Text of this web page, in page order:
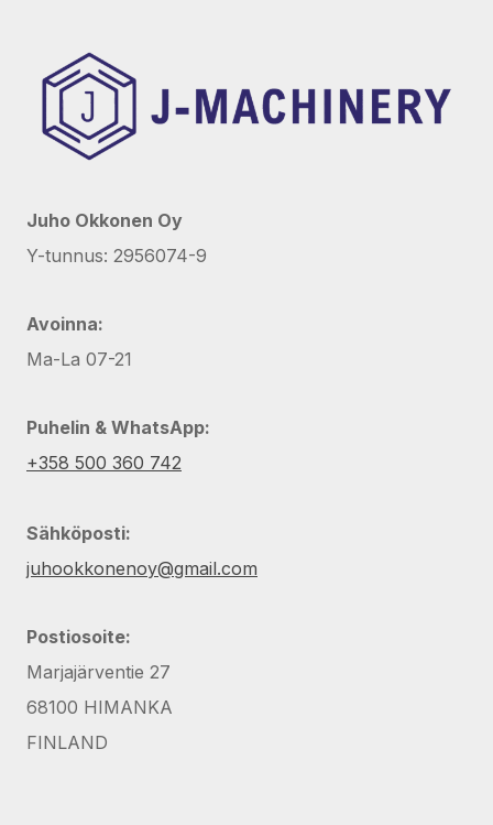
Juho Okkonen Oy
Y-tunnus: 2956074-9
Avoinna:
Ma-La 07-21
Puhelin & WhatsApp:
+358 500 360 742
Sähköposti:
juhookkonenoy@gmail.com
Postiosoite:
Marjajärventie 27
68100 HIMANKA
FINLAND